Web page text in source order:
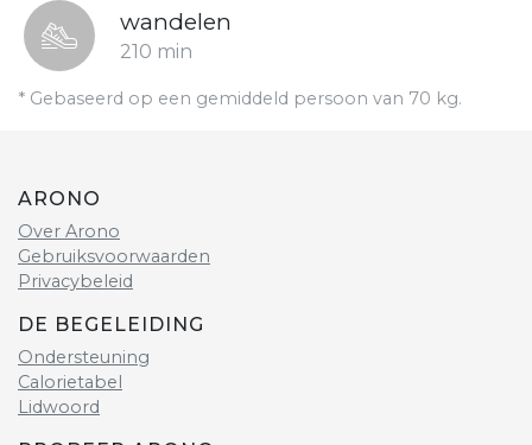
wandelen
210 min
* Gebaseerd op een gemiddeld persoon van 70 kg.
ARONO
Over Arono
Gebruiksvoorwaarden
Privacybeleid
DE BEGELEIDING
Ondersteuning
Calorietabel
Lidwoord